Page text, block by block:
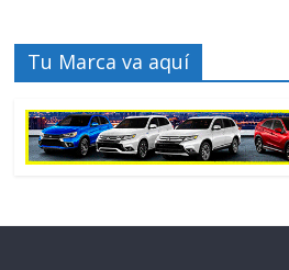
Tu Marca va aquí